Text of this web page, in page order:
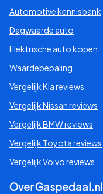
Automotive kennisbank
Dagwaarde auto
Elektrische auto kopen
Waardebepaling
Vergelijk Kia reviews
Vergelijk Nissan reviews
Vergelijk BMW reviews
Vergelijk Toyota reviews
Vergelijk Volvo reviews
Over Gaspedaal.nl